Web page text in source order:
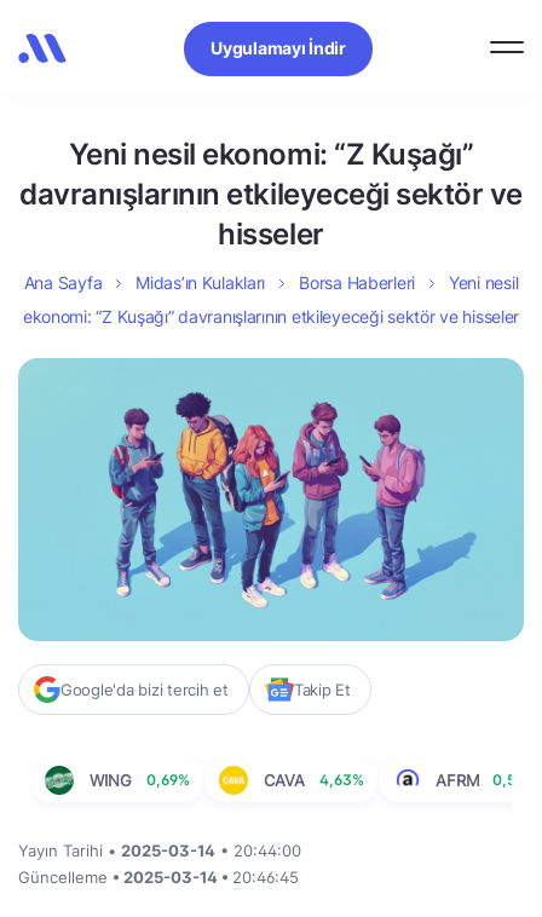
Uygulamayı İndir
Yeni nesil ekonomi: “Z Kuşağı”
davranışlarının etkileyeceği sektör ve
hisseler
Ana Sayfa Midas’ın Kulakları Borsa Haberleri
Yeni nesil
ekonomi: “Z Kuşağı” davranışlarının etkileyeceği sektör ve hisseler
Google'da bizi tercih et Takip Et
WING 0,69% CAVA 4,63% AFRM 0,58%
Yayın Tarihi • 2025-03-14 • 20:44:00
Güncelleme • 2025-03-14 • 20:46:45